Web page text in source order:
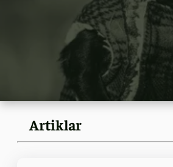
Artiklar